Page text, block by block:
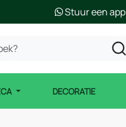
Stuur een app
DECORATIE